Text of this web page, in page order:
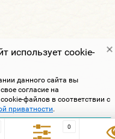
использует cookie-
данного сайта вы
согласие на
файлов в соответствии с
приватности.
Подтверждаю 0